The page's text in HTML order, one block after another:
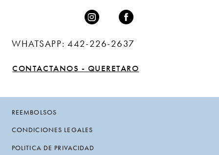
WHATSAPP: 442-226-2637
CONTACTANOS - QUERETARO
REEMBOLSOS
CONDICIONES LEGALES
POLITICA DE PRIVACIDAD